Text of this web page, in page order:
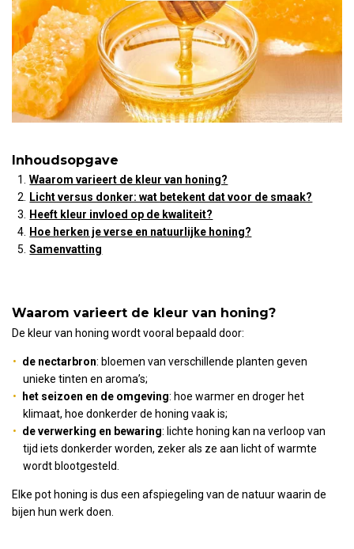
Inhoudsopgave
Waarom varieert de kleur van honing?
Licht versus donker: wat betekent dat voor de smaak?
Heeft kleur invloed op de kwaliteit?
Hoe herken je verse en natuurlijke honing?
Samenvatting
Waarom varieert de kleur van honing?
De kleur van honing wordt vooral bepaald door:
de nectarbron: bloemen van verschillende planten geven
unieke tinten en aroma’s;
het seizoen en de omgeving: hoe warmer en droger het
klimaat, hoe donkerder de honing vaak is;
de verwerking en bewaring: lichte honing kan na verloop van
tijd iets donkerder worden, zeker als ze aan licht of warmte
wordt blootgesteld.
Elke pot honing is dus een afspiegeling van de natuur waarin de
bijen hun werk doen.